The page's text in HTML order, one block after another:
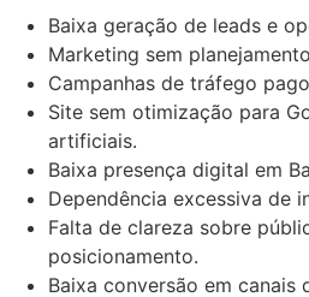
Baixa geração de leads e
Marketing sem
Campanhas de tráfego
Site sem otimização para
artificiais.
Baixa presença digital em
Dependência excessiva de
Falta de clareza sobre
posicionamento.
Baixa conversão em canais